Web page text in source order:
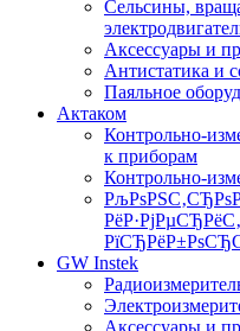
Сельсины,
Аксессуары и
Антистатика и
Паяльное
Актаком
Контрольно-
к приборам
Контрольно-
GW Instek
Аксессуары и